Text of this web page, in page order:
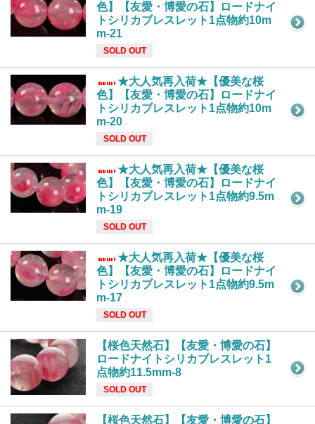
色】【友愛・博愛の石】ロードナイ
トシリカブレスレット1点物約10m
m-21
SOLD OUT
★大人気再入荷★【優美な桜
色】【友愛・博愛の石】ロードナイ
トシリカブレスレット1点物約10m
m-20
SOLD OUT
★大人気再入荷★【優美な桜
色】【友愛・博愛の石】ロードナイ
トシリカブレスレット1点物約9.5m
m-19
SOLD OUT
★大人気再入荷★【優美な桜
色】【友愛・博愛の石】ロードナイ
トシリカブレスレット1点物約9.5m
m-17
SOLD OUT
【桜色天然石】【友愛・博愛の石】
ロードナイトシリカブレスレット1
点物約11.5mm-8
SOLD OUT
【桜色天然石】【友愛・博愛の石】